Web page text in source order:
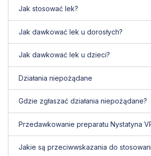
Jak stosować lek?
Jak dawkować lek u dorosłych?
Jak dawkować lek u dzieci?
Działania niepożądane
Gdzie zgłaszać działania niepożądane?
Przedawkowanie preparatu Nystatyna
Jakie są przeciwwskazania do